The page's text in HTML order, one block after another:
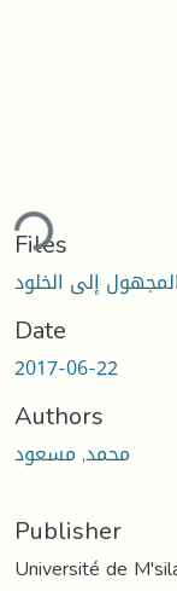
Files
Date
2017-06-22
Authors
محمد, مسعود
Publisher
Université de